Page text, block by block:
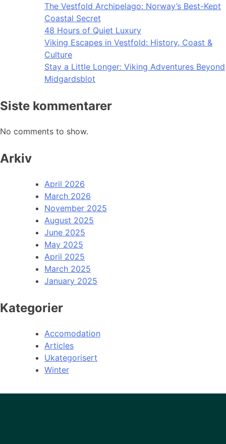
The Vestfold Archipelago: Norway’s Best-Kept
Coastal Secret
48 Hours of Quiet Luxury
Viking Escapes in Vestfold: History, Coast &
Culture
Stay a Little Longer: Viking Adventures Beyond
Midgardsblot
Siste kommentarer
No comments to show.
Arkiv
April 2026
March 2026
November 2025
August 2025
June 2025
May 2025
April 2025
March 2025
January 2025
Kategorier
Accomodation
Articles
Ukategorisert
Winter